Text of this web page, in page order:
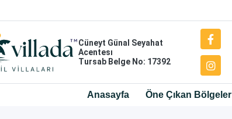
Cüneyt Günal Seyahat
Acentesı
Tursab Belge No: 17392
Anasayfa Öne Çıkan Bölgeler